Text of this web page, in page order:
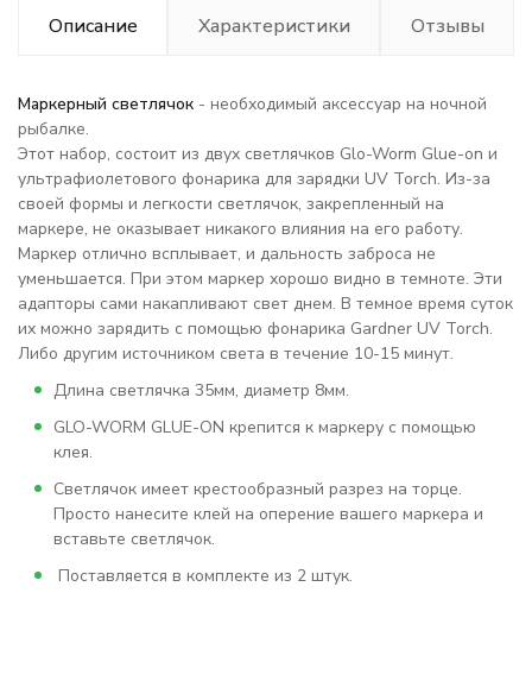
Описание Характеристики Отзывы
Маркерный светлячок - необходимый аксессуар на ночной
рыбалке.
Этот набор, состоит из двух светлячков Glo-Worm Glue-on и
ультрафиолетового фонарика для зарядки UV Torch. Из-за
своей формы и легкости светлячок, закрепленный на
маркере, не оказывает никакого влияния на его работу.
Маркер отлично всплывает, и дальность заброса не
уменьшается. При этом маркер хорошо видно в темноте. Эти
адапторы сами накапливают свет днем. В темное время суток
их можно зарядить с помощью фонарика Gardner UV Torch.
Либо другим источником света в течение 10-15 минут.
Длина светлячка 35мм, диаметр 8мм.
GLO-WORM GLUE-ON крепится к маркеру с помощью
клея.
Светлячок имеет крестообразный разрез на торце.
Просто нанесите клей на оперение вашего маркера и
вставьте светлячок.
Поставляется в комплекте из 2 штук.